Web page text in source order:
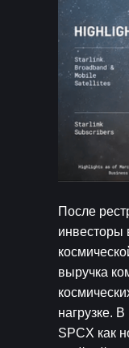
После
инвесторы
выручка
нагрузке.
SPCX как